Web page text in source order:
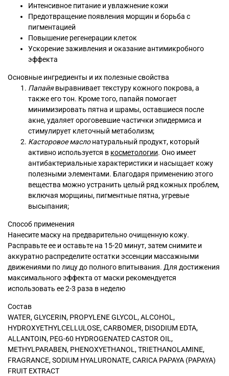
Интенсивное питание и увлажнение кожи
Предотвращение появления морщин и борьба с
пигментацией
Повышение регенерации клеток
Ускорение заживления и оказание антимикробного
эффекта
Основные ингредиенты и их полезные свойства
Папайявыравнивает текстуру кожного покрова, а
также его тон. Кроме того, папайя помогает
минимизировать пятна и шрамы, оставшиеся после
акне, удаляет ороговевшие частички эпидермиса и
стимулирует клеточный метаболизм;
Касторовое маслонатуральный продукт, который
активно используется в косметологии. Оно имеет
антибактериальные характеристики и насыщает кожу
полезными элементами. Благодаря применению этого
вещества можно устранить целый ряд кожных проблем,
включая морщины, пигментные пятна, угревые
высыпания;
Способ применения
Нанесите маску на предварительно очищенную кожу.
Расправьте ее и оставьте на 15-20 минут, затем снимите и
аккуратно распределите остатки эссенции массажными
движениями по лицу до полного впитывания. Для достижения
максимального эффекта от маски рекомендуется
использовать ее 2-3 раза в неделю
Состав
WATER, GLYCERIN, PROPYLENE GLYCOL, ALCOHOL,
HYDROXYETHYLCELLULOSE, CARBOMER, DISODIUM EDTA,
ALLANTOIN, PEG-60 HYDROGENATED CASTOR OIL,
METHYLPARABEN, PHENOXYETHANOL, TRIETHANOLAMINE,
FRAGRANCE, SODIUM HYALURONATE, CARICA PAPAYA (PAPAYA)
FRUIT EXTRACT